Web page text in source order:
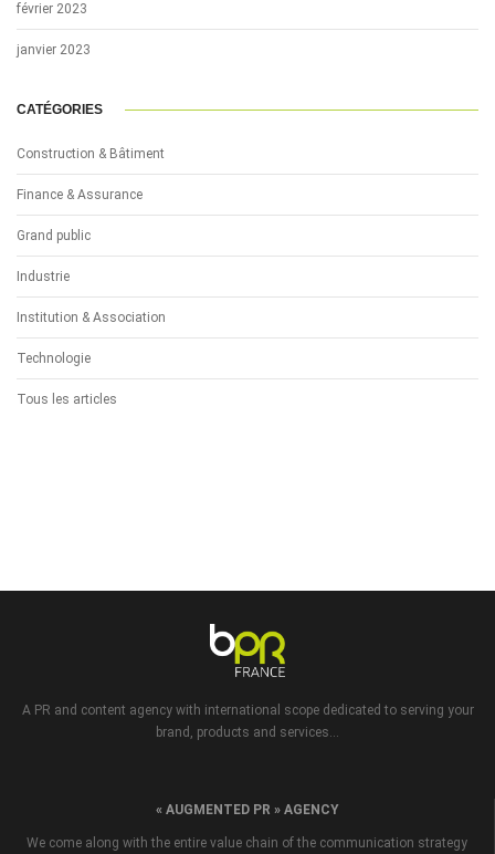
février 2023
janvier 2023
CATÉGORIES
Construction & Bâtiment
Finance & Assurance
Grand public
Industrie
Institution & Association
Technologie
Tous les articles
A PR and content agency with international scope dedicated to serving your
brand, products and services...
« AUGMENTED PR » AGENCY
We come along with the entire value chain of the communication strategy